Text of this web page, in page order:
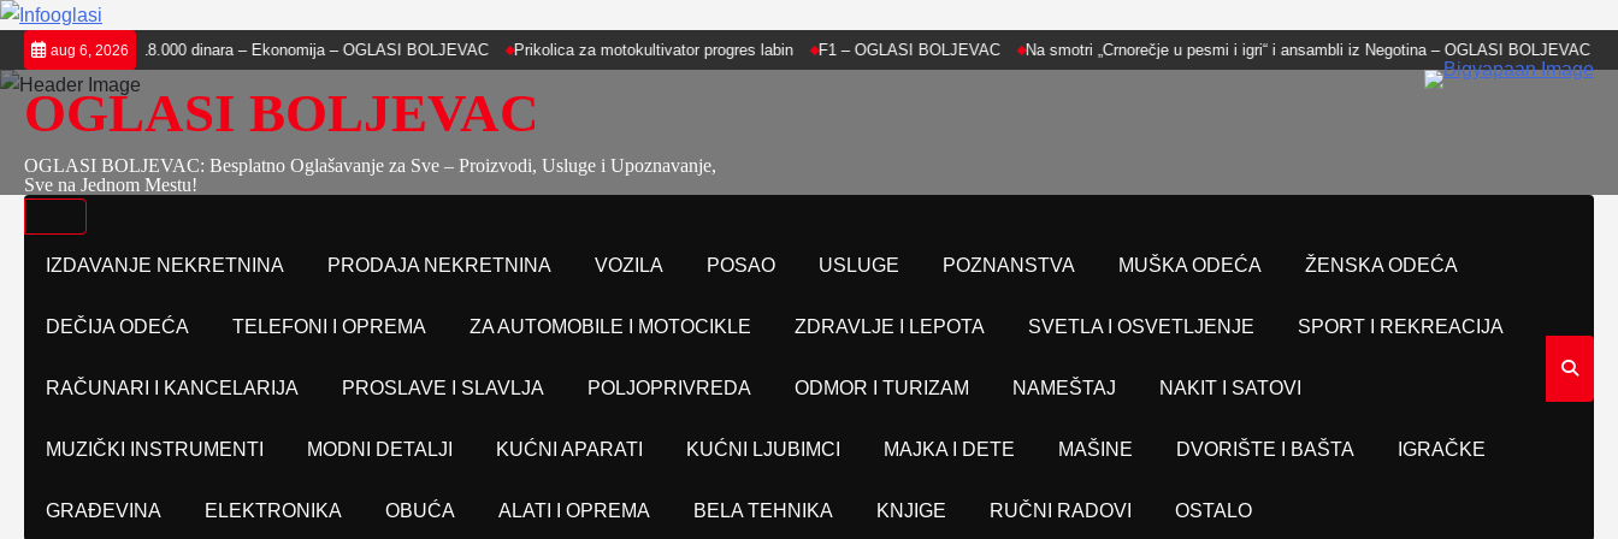
Skip
to
content
aug 6, 2026
pomoć 18.000 dinara – Ekonomija – OGLASI BOLJEVAC Prikolica za motokultivator progres labin F1 – OGLASI BOLJEVAC Na smotri „Crnorečje u pesmi i igri“ i ansambli iz Negotina – OGLASI BOLJEVAC Kuća
OGLASI BOLJEVAC
OGLASI BOLJEVAC: Besplatno Oglašavanje za Sve – Proizvodi, Usluge i Upoznavanje,
Sve na Jednom Mestu!
IZDAVANJE NEKRETNINA PRODAJA NEKRETNINA VOZILA POSAO USLUGE POZNANSTVA MUŠKA ODEĆA ŽENSKA ODEĆA
DEČIJA ODEĆA TELEFONI I OPREMA ZA AUTOMOBILE I MOTOCIKLE ZDRAVLJE I LEPOTA SVETLA I OSVETLJENJE SPORT I REKREACIJA
RAČUNARI I KANCELARIJA PROSLAVE I SLAVLJA POLJOPRIVREDA ODMOR I TURIZAM NAMEŠTAJ NAKIT I SATOVI
MUZIČKI INSTRUMENTI MODNI DETALJI KUĆNI APARATI KUĆNI LJUBIMCI MAJKA I DETE MAŠINE DVORIŠTE I BAŠTA IGRAČKE
GRAĐEVINA ELEKTRONIKA OBUĆA ALATI I OPREMA BELA TEHNIKA KNJIGE RUČNI RADOVI OSTALO